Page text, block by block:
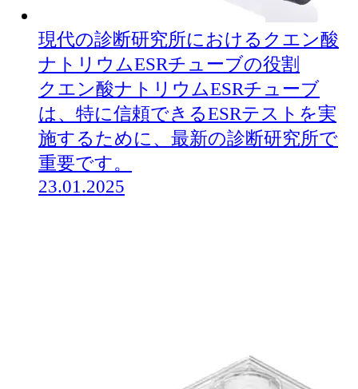
現代の診断研究所におけるクエン酸
ナトリウムESRチューブの役割
クエン酸ナトリウムESRチューブ
は、特に信頼できるESRテストを実
施するために、最新の診断研究所で
重要です。
23.01.2025